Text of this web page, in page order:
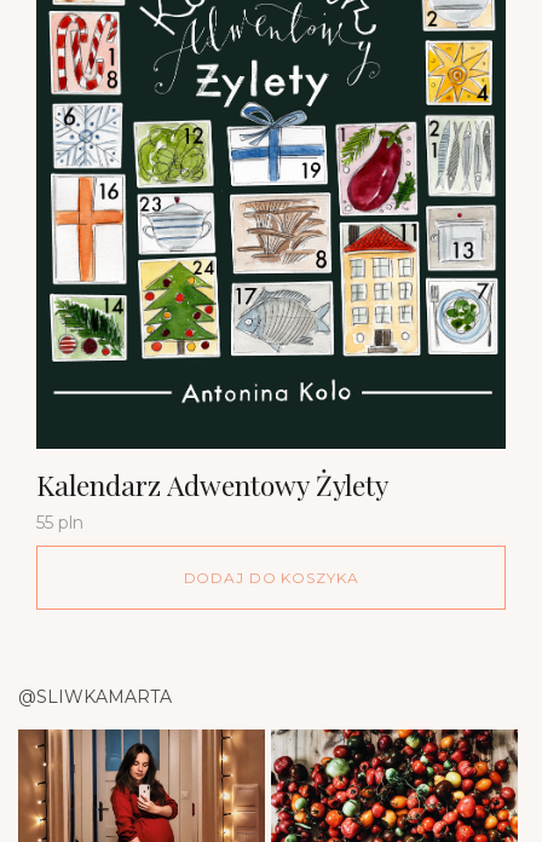
Kalendarz Adwentowy Żylety
55 pln
DODAJ DO KOSZYKA
@SLIWKAMARTA